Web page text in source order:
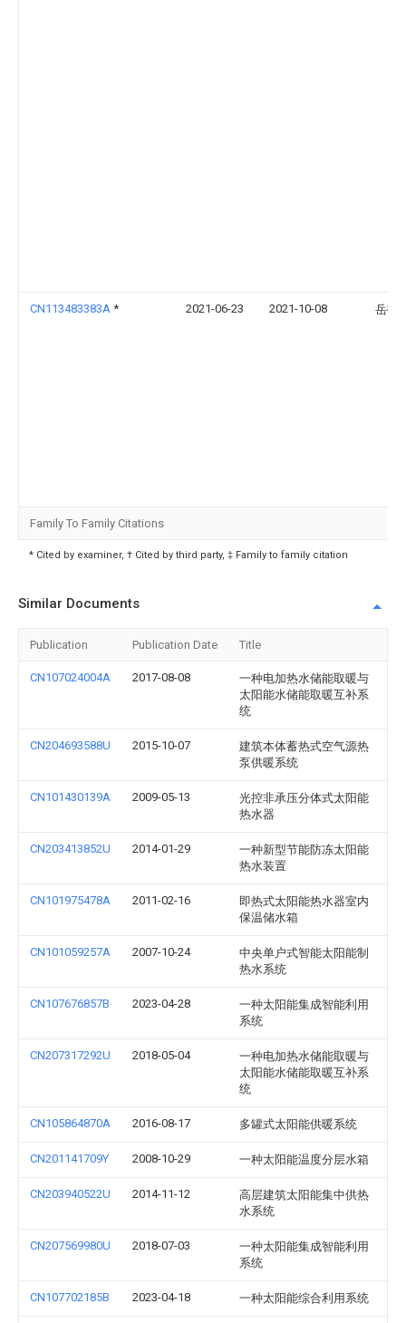
CN113483383A * 2021-06-23 2021-10-08 岳扣
Family To Family Citations
* Cited by examiner, † Cited by third party, ‡ Family to family citation
Similar Documents
Publication Publication Date Title
CN107024004A 2017-08-08
一种电加热水储能取暖与
太阳能水储能取暖互补系
统
CN204693588U 2015-10-07
建筑本体蓄热式空气源热
泵供暖系统
CN101430139A 2009-05-13
光控非承压分体式太阳能
热水器
CN203413852U 2014-01-29
一种新型节能防冻太阳能
热水装置
CN101975478A 2011-02-16
即热式太阳能热水器室内
保温储水箱
CN101059257A 2007-10-24
中央单户式智能太阳能制
热水系统
CN107676857B 2023-04-28
一种太阳能集成智能利用
系统
CN207317292U 2018-05-04
一种电加热水储能取暖与
太阳能水储能取暖互补系
统
CN105864870A 2016-08-17 多罐式太阳能供暖系统
CN201141709Y 2008-10-29 一种太阳能温度分层水箱
CN203940522U 2014-11-12
高层建筑太阳能集中供热
水系统
CN207569980U 2018-07-03
一种太阳能集成智能利用
系统
CN107702185B 2023-04-18 一种太阳能综合利用系统